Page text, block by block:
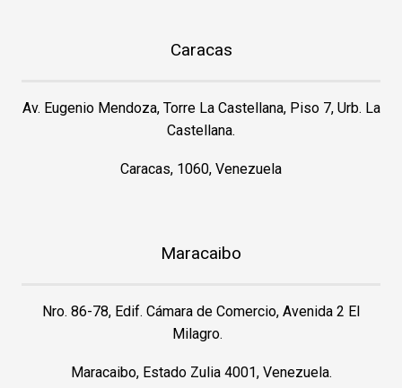
Caracas
Av. Eugenio Mendoza, Torre La Castellana, Piso 7, Urb. La
Castellana.
Caracas, 1060, Venezuela
Maracaibo
Nro. 86-78, Edif. Cámara de Comercio, Avenida 2 El
Milagro.
Maracaibo, Estado Zulia 4001, Venezuela.